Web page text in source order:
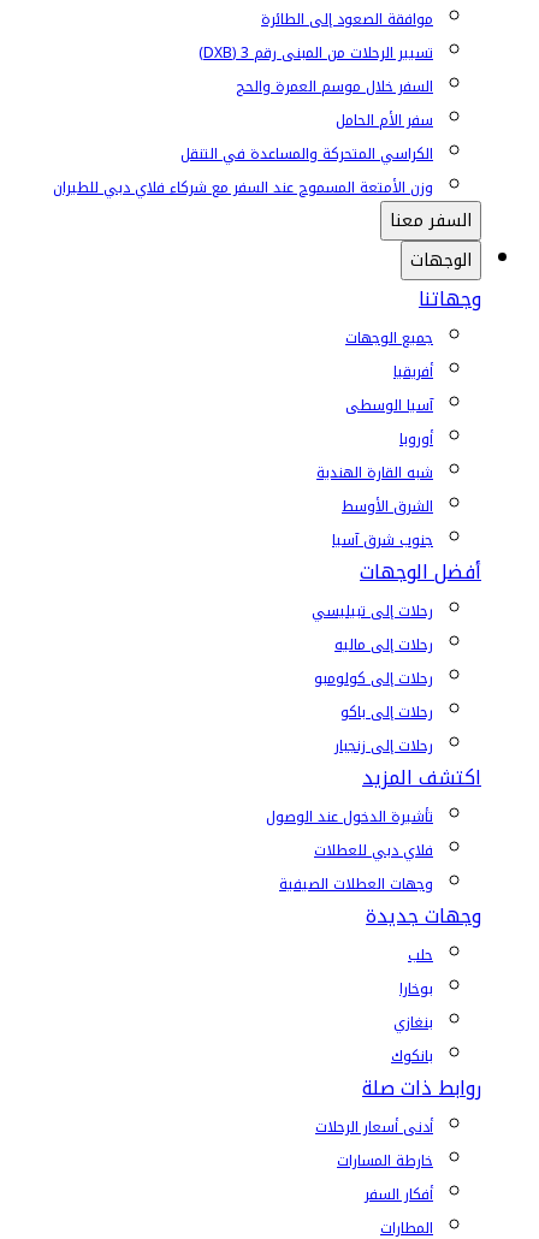
موافقة الصعود إلى الطائرة
تسيير الرحلات من المبنى رقم 3 (DXB)
السفر خلال موسم العمرة والحج
سفر الأم الحامل
الكراسي المتحركة والمساعدة في التنقل
وزن الأمتعة المسموح عند السفر مع شركاء فلاي دبي للطيران
السفر معنا
الوجهات
وجهاتنا
جميع الوجهات
أفريقيا
آسيا الوسطى
أوروبا
شبه القارة الهندية
الشرق الأوسط
جنوب شرق آسيا
أفضل الوجهات
رحلات إلى تبيليسي
رحلات إلى ماليه
رحلات إلى كولومبو
رحلات إلى باكو
رحلات إلى زنجبار
اكتشف المزيد
تأشيرة الدخول عند الوصول
فلاي دبي للعطلات
وجهات العطلات الصيفية
وجهات جديدة
حلب
بوخارا
بنغازي
بانكوك
روابط ذات صلة
أدنى أسعار الرحلات
خارطة المسارات
أفكار السفر
المطارات